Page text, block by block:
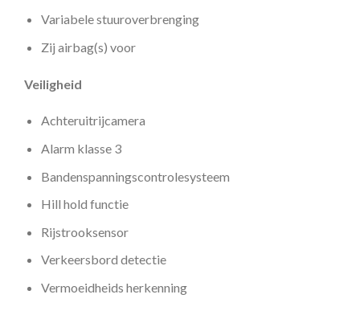
Variabele stuuroverbrenging
Zij airbag(s) voor
Veiligheid
Achteruitrijcamera
Alarm klasse 3
Bandenspanningscontrolesysteem
Hill hold functie
Rijstrooksensor
Verkeersbord detectie
Vermoeidheids herkenning